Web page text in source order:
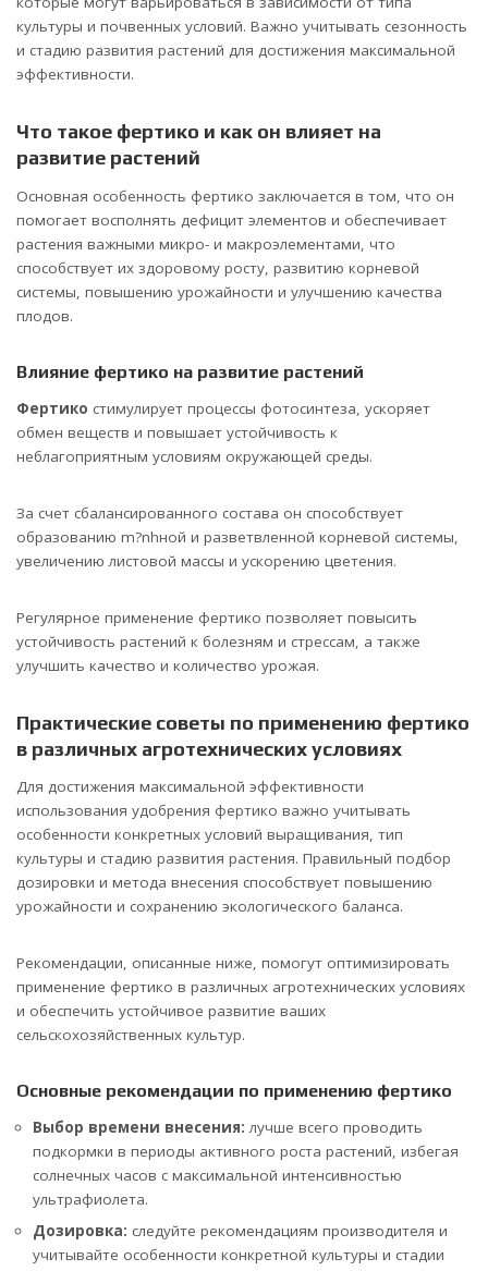
культуры и почвенных условий. Важно учитывать сезонность
и стадию развития растений для достижения максимальной
эффективности.
Что такое фертико и как он влияет на
развитие растений
Основная особенность фертико заключается в том, что он
помогает восполнять дефицит элементов и обеспечивает
растения важными микро- и макроэлементами, что
способствует их здоровому росту, развитию корневой
системы, повышению урожайности и улучшению качества
плодов.
Влияние фертико на развитие растений
Фертико стимулирует процессы фотосинтеза, ускоряет
обмен веществ и повышает устойчивость к
неблагоприятным условиям окружающей среды.
За счет сбалансированного состава он способствует
образованию m?nhной и разветвленной корневой системы,
увеличению листовой массы и ускорению цветения.
Регулярное применение фертико позволяет повысить
устойчивость растений к болезням и стрессам, а также
улучшить качество и количество урожая.
Практические советы по применению фертико
в различных агротехнических условиях
Для достижения максимальной эффективности
использования удобрения фертико важно учитывать
особенности конкретных условий выращивания, тип
культуры и стадию развития растения. Правильный подбор
дозировки и метода внесения способствует повышению
урожайности и сохранению экологического баланса.
Рекомендации, описанные ниже, помогут оптимизировать
применение фертико в различных агротехнических условиях
и обеспечить устойчивое развитие ваших
сельскохозяйственных культур.
Основные рекомендации по применению фертико
Выбор времени внесения: лучше всего проводить
подкормки в периоды активного роста растений, избегая
солнечных часов с максимальной интенсивностью
ультрафиолета.
Дозировка: следуйте рекомендациям производителя и
учитывайте особенности конкретной культуры и стадии